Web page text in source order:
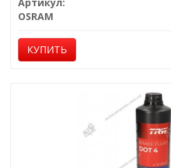
OSRAM
КУПИТЬ